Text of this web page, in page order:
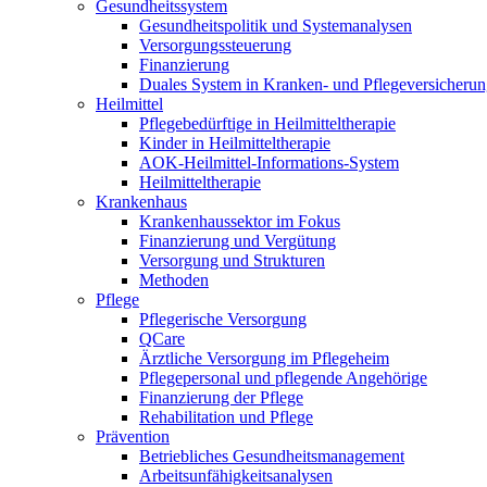
Gesundheitssystem
Gesundheitspolitik und Systemanalysen
Versorgungssteuerung
Finanzierung
Duales System in Kranken- und
Heilmittel
Pflegebedürftige in Heilmitteltherapie
Kinder in Heilmitteltherapie
AOK-Heilmittel-Informations-System
Heilmitteltherapie
Krankenhaus
Krankenhaussektor im Fokus
Finanzierung und Vergütung
Versorgung und Strukturen
Methoden
Pflege
Pflegerische Versorgung
QCare
Ärztliche Versorgung im Pflegeheim
Pflegepersonal und pflegende Angehörige
Finanzierung der Pflege
Rehabilitation und Pflege
Prävention
Betriebliches Gesundheitsmanagement
Arbeitsunfähigkeitsanalysen